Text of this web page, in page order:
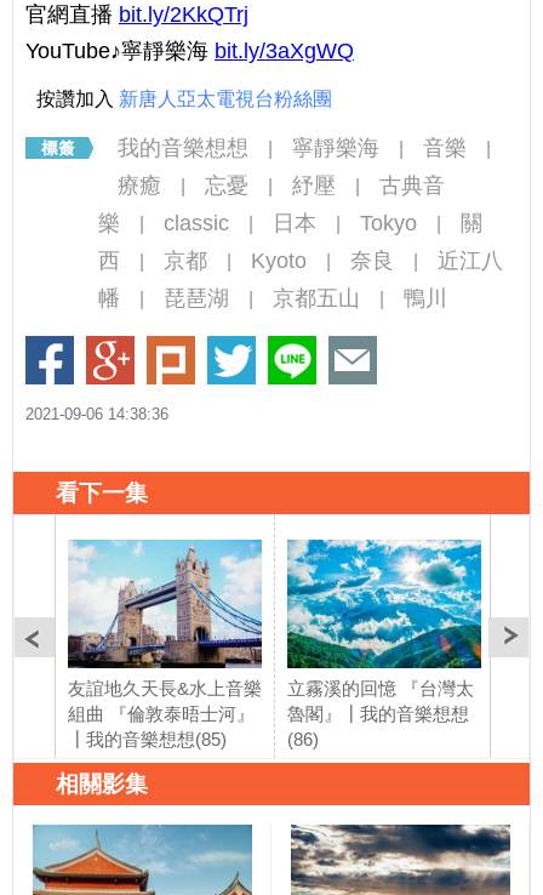
官網直播 bit.ly/2KkQTrj
YouTube♪寧靜樂海 bit.ly/3aXgWQ
按讚加入 新唐人亞太電視台粉絲團
我的音樂想想 寧靜樂海 音樂
療癒 忘憂 紓壓
古典音
樂
classic 日本 Tokyo
關
西
京都 Kyoto 奈良
近江八
幡
琵琶湖 京都五山 鴨川
2021-09-06 14:38:36
看下一集
友誼地久天長&水上音樂
組曲 『倫敦泰晤士河』
┃我的音樂想想(85)
立霧溪的回憶 『台灣太
魯閣』┃我的音樂想想
(86)
相關影集